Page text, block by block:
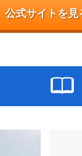
公式サイトを見